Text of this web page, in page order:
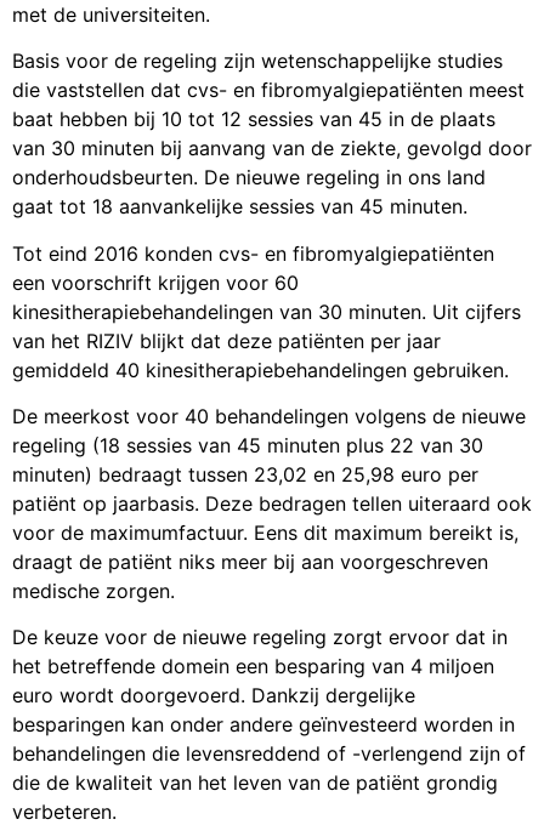
met de universiteiten.
Basis voor de regeling zijn wetenschappelijke studies
die vaststellen dat cvs- en fibromyalgiepatiënten meest
baat hebben bij 10 tot 12 sessies van 45 in de plaats
van 30 minuten bij aanvang van de ziekte, gevolgd door
onderhoudsbeurten. De nieuwe regeling in ons land
gaat tot 18 aanvankelijke sessies van 45 minuten.
Tot eind 2016 konden cvs- en fibromyalgiepatiënten
een voorschrift krijgen voor 60
kinesitherapiebehandelingen van 30 minuten. Uit cijfers
van het RIZIV blijkt dat deze patiënten per jaar
gemiddeld 40 kinesitherapiebehandelingen gebruiken.
De meerkost voor 40 behandelingen volgens de nieuwe
regeling (18 sessies van 45 minuten plus 22 van 30
minuten) bedraagt tussen 23,02 en 25,98 euro per
patiënt op jaarbasis. Deze bedragen tellen uiteraard ook
voor de maximumfactuur. Eens dit maximum bereikt is,
draagt de patiënt niks meer bij aan voorgeschreven
medische zorgen.
De keuze voor de nieuwe regeling zorgt ervoor dat in
het betreffende domein een besparing van 4 miljoen
euro wordt doorgevoerd. Dankzij dergelijke
besparingen kan onder andere geïnvesteerd worden in
behandelingen die levensreddend of -verlengend zijn of
die de kwaliteit van het leven van de patiënt grondig
verbeteren.